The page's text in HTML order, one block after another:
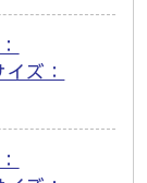
ズ：